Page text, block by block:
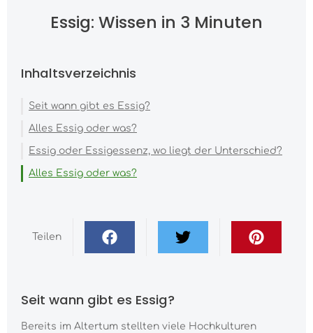
Essig: Wissen in 3 Minuten
Inhaltsverzeichnis
Seit wann gibt es Essig?
Alles Essig oder was?
Essig oder Essigessenz, wo liegt der Unterschied?
Alles Essig oder was?
Teilen
Seit wann gibt es Essig?
Bereits im Altertum stellten viele Hochkulturen